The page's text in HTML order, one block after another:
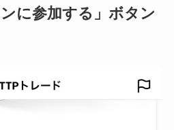
ンに参加する」ボタン